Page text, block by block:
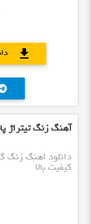
download
آهنگ زنگ تیتراژ
دانلود اهنگ زنگ
کیفیت بالا